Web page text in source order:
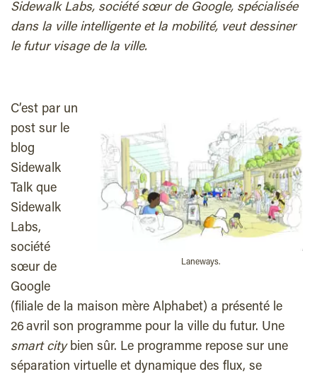
Sidewalk Labs, société sœur de Google, spécialisée
dans la ville intelligente et la mobilité, veut dessiner
le futur visage de la ville.
Laneways.
C’est par un
post sur le
blog
Sidewalk
Talk que
Sidewalk
Labs,
société
sœur de
Google
(filiale de la maison mère Alphabet) a présenté le
26 avril son programme pour la ville du futur. Une
smart citybien sûr. Le programme repose sur une
séparation virtuelle et dynamique des flux, se